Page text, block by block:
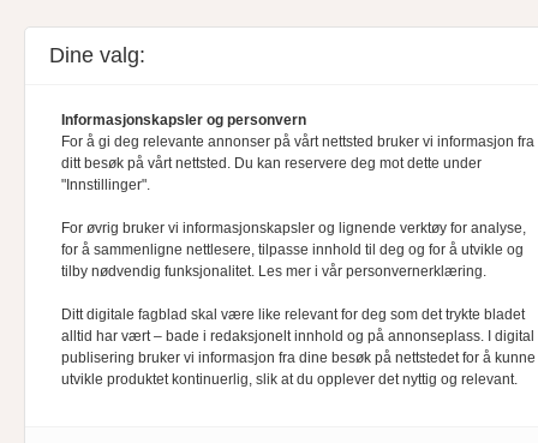
Dine valg:
Informasjonskapsler og personvern
For å gi deg relevante annonser på vårt nettsted bruker vi informasjon fra
ditt besøk på vårt nettsted. Du kan reservere deg mot dette under
"Innstillinger".
For øvrig bruker vi informasjonskapsler og lignende verktøy for analyse,
for å sammenligne nettlesere, tilpasse innhold til deg og for å utvikle og
tilby nødvendig funksjonalitet. Les mer i vår personvernerklæring.
Ditt digitale fagblad skal være like relevant for deg som det trykte bladet
alltid har vært – bade i redaksjonelt innhold og på annonseplass. I digital
publisering bruker vi informasjon fra dine besøk på nettstedet for å kunne
utvikle produktet kontinuerlig, slik at du opplever det nyttig og relevant.